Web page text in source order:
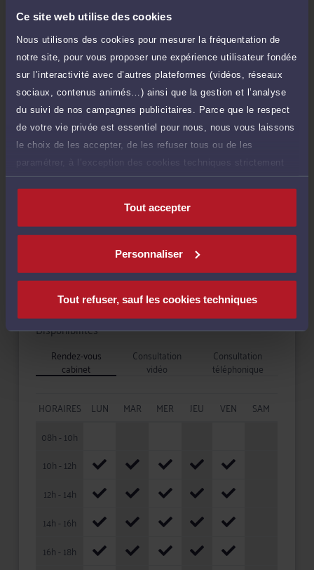
Ce site web utilise des cookies
Nous utilisons des cookies pour mesurer la fréquentation de
notre site, pour vous proposer une expérience utilisateur fondée
sur l’interactivité avec d’autres plateformes (vidéos, réseaux
sociaux, contenus animés…) ainsi que la gestion et l’analyse
du suivi de nos campagnes publicitaires. Parce que le respect
de votre vie privée est essentiel pour nous, nous vous laissons
le choix de les accepter, de les refuser tous ou de les
paramétrer, à l’exception des cookies techniques strictement
nécessaires au fonctionnement du site.
Tout accepter
Personnaliser
Tout refuser, sauf les cookies techniques
Compétences
Procédure civile
Droit commercial, des affaires et de la concurrence
Droit du crédit et de la consommation
Langues
Disponibilités
Rendez-vous
cabinet
Consultation
vidéo
Consultation
téléphonique
HORAIRES LUN MAR MER JEU VEN
SAM
08h - 10h
10h - 12h
12h - 14h
14h - 16h
16h - 18h